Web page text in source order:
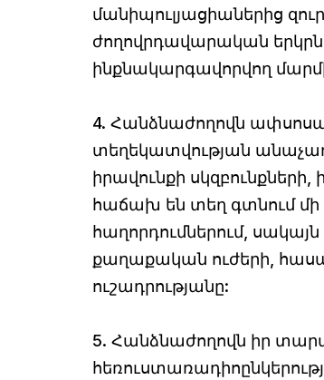
մանիպուլյացիաներից
ժողովրդավարական
ինքնակարգավորվող
4. Հանձնաժողովն
տեղեկատվության
իրավունքի
հաճախ են տեղ գտնում մի
հաղորդումներում,
քաղաքական ուժերի,
ուշադրությանը:
5. Հանձնաժողովն իր